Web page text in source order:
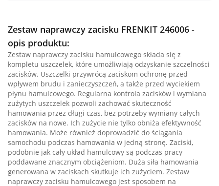
Zestaw naprawczy zacisku FRENKIT 246006 -
opis produktu:
Zestaw naprawczy zacisku hamulcowego składa się z
kompletu uszczelek, które umożliwiają odzyskanie szczelności
zacisków. Uszczelki przywrócą zaciskom ochronę przed
wpływem brudu i zanieczyszczeń, a także przed wyciekiem
płynu hamulcowego. Regularna kontrola zacisków i wymiana
zużytych uszczelek pozwoli zachować skuteczność
hamowania przez długi czas, bez potrzeby wymiany całych
zacisków na nowe. Ich zużycie nie tylko obniża efektywność
hamowania. Może również doprowadzić do ściągania
samochodu podczas hamowania w jedną stronę. Zaciski,
podobnie jak cały układ hamulcowy są podczas pracy
poddawane znacznym obciążeniom. Duża siła hamowania
generowana w zaciskach skutkuje ich zużyciem. Zestaw
naprawczy zacisku hamulcowego jest sposobem na